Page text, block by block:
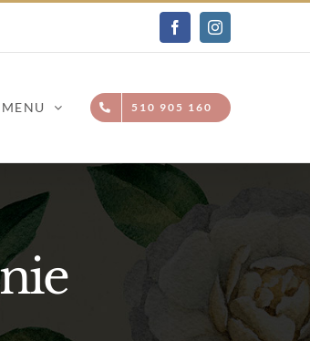
FacebookInstagram
MENU 510 905 160